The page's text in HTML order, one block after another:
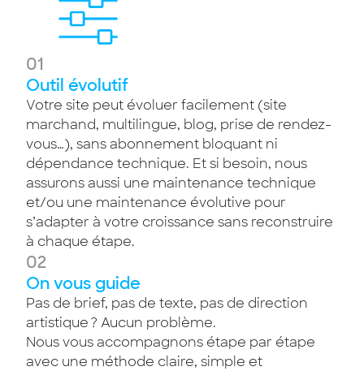
01
Outil évolutif
Votre site peut évoluer facilement (site
marchand, multilingue, blog, prise de rendez-
vous…), sans abonnement bloquant ni
dépendance technique. Et si besoin, nous
assurons aussi une maintenance technique
et/ou une maintenance évolutive pour
s’adapter à votre croissance sans reconstruire
à chaque étape.
02
On vous guide
Pas de brief, pas de texte, pas de direction
artistique ? Aucun problème.
Nous vous accompagnons étape par étape
avec une méthode claire, simple et